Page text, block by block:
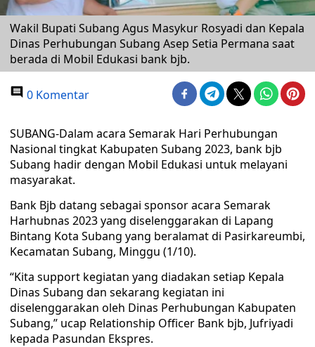
Wakil Bupati Subang Agus Masykur Rosyadi dan Kepala
Dinas Perhubungan Subang Asep Setia Permana saat
berada di Mobil Edukasi bank bjb.
0 Komentar
SUBANG-Dalam acara Semarak Hari Perhubungan
Nasional tingkat Kabupaten Subang 2023, bank bjb
Subang hadir dengan Mobil Edukasi untuk melayani
masyarakat.
Bank Bjb datang sebagai sponsor acara Semarak
Harhubnas 2023 yang diselenggarakan di Lapang
Bintang Kota Subang yang beralamat di Pasirkareumbi,
Kecamatan Subang, Minggu (1/10).
“Kita support kegiatan yang diadakan setiap Kepala
Dinas Subang dan sekarang kegiatan ini
diselenggarakan oleh Dinas Perhubungan Kabupaten
Subang,” ucap Relationship Officer Bank bjb, Jufriyadi
kepada Pasundan Ekspres.